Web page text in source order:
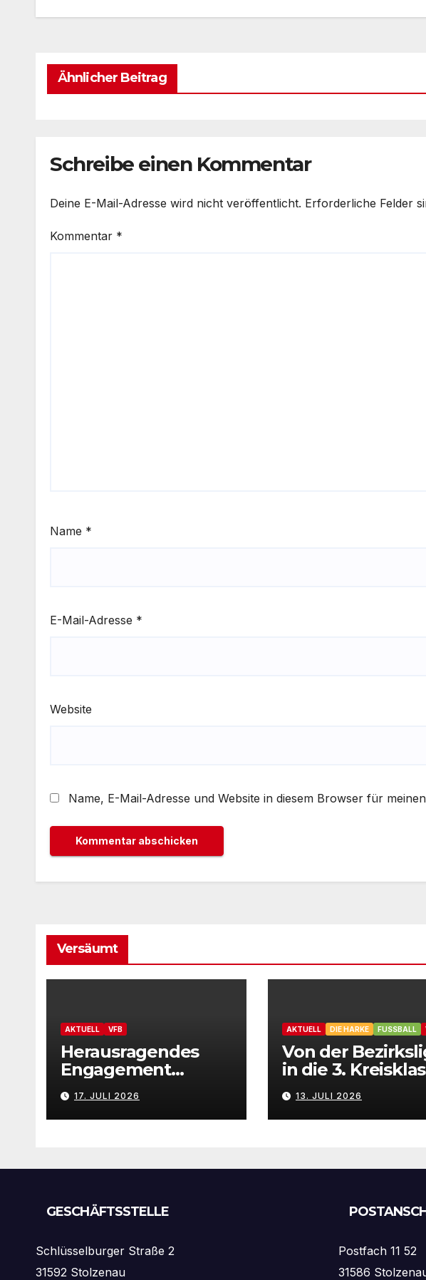
Ähnlicher Beitrag
Schreibe einen Kommentar
Deine E-Mail-Adresse wird nicht veröffentlicht. Erforderliche Felder
Kommentar *
Name *
E-Mail-Adresse *
Website
Name, E-Mail-Adresse und Website in diesem Browser für
Versäumt
AKTUELL VFB
Herausragendes
Engagement
gewürdigt: Marion
Hahn ist
Ehrenamtliche des
17. JULI 2026
AKTUELL DIE HARKE FUSSBALL
Von der
in die 3.
– VfB Stolzenau
präsentiert
Neuzugänge
13. JULI 2026
GESCHÄFTSSTELLE
Schlüsselburger Straße 2
31592 Stolzenau
Postfach 11 52
31586